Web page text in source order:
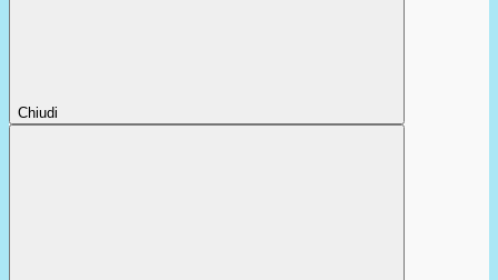
Chiudi